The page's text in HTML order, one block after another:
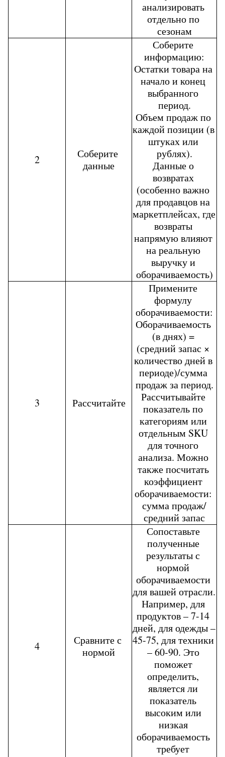
анализировать
отдельно по
сезонам
2
Соберите
данные
Соберите
информацию:
Остатки товара на
начало и конец
выбранного
период.
Объем продаж по
каждой позиции (в
штуках или
рублях).
Данные о
возвратах
(особенно важно
для продавцов на
маркетплейсах, где
возвраты
напрямую влияют
на реальную
выручку и
оборачиваемость)
3 Рассчитайте
Примените
формулу
оборачиваемости:
Оборачиваемость
(в днях) =
(средний запас ×
количество дней в
периоде)/сумма
продаж за период.
Рассчитывайте
показатель по
категориям или
отдельным SKU
для точного
анализа. Можно
также посчитать
коэффициент
оборачиваемости:
сумма продаж/
средний запас
4
Сравните с
нормой
Сопоставьте
полученные
результаты с
нормой
оборачиваемости
для вашей отрасли.
Например, для
продуктов – 7-14
дней, для одежды –
45-75, для техники
– 60-90. Это
поможет
определить,
является ли
показатель
высоким или
низкая
оборачиваемость
требует